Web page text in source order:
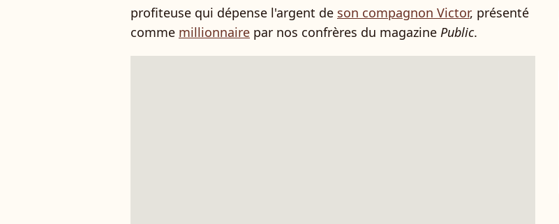
profiteuse qui dépense l'argent de son compagnon Victor, présenté
comme millionnaire par nos confrères du magazine Public.